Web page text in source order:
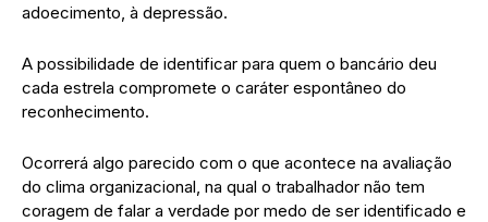
adoecimento, à depressão.
A possibilidade de identificar para quem o bancário deu
cada estrela compromete o caráter espontâneo do
reconhecimento.
Ocorrerá algo parecido com o que acontece na avaliação
do clima organizacional, na qual o trabalhador não tem
coragem de falar a verdade por medo de ser identificado e